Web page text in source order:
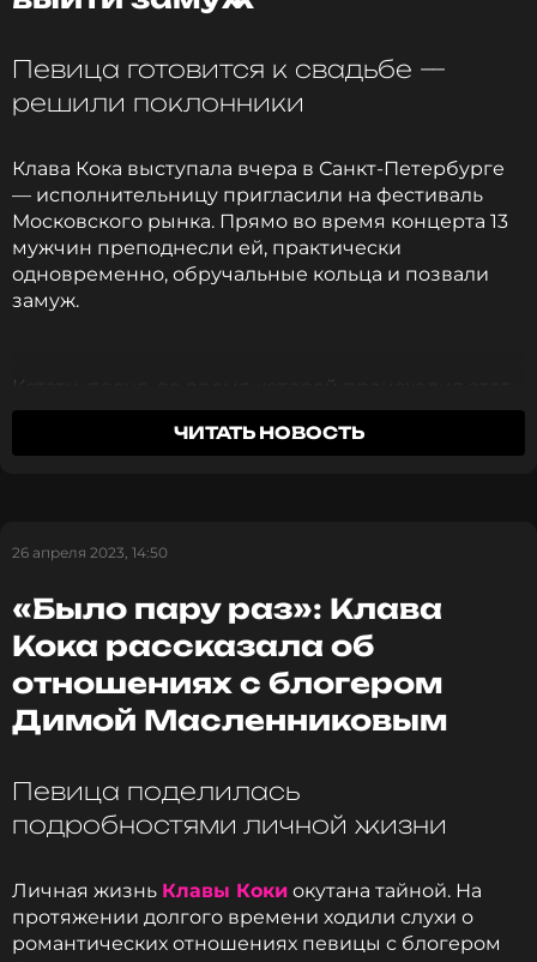
оставаться в курсе событий
ПОДПИСАТЬСЯ
ССЫЛКА
Певица готовится к свадьбе —
решили поклонники
Клава Кока выступала вчера в Санкт-Петербурге
— исполнительницу пригласили на фестиваль
Московского рынка. Прямо во время концерта 13
мужчин преподнесли ей, практически
одновременно, обручальные кольца и позвали
замуж.
Кстати, песня, во время которой происходил этот
перформанс, так и называется — «Замуж». Клава
опубликовала в соцсети фото пустых футляров
вопрос, сколько настоящих предложений руки и
сердца ей делали, певица ответила, что все
предложения – настоящие. И на том своем
выступлении она 13 раз сказала «да» — тоже по-
настоящему.
Гордеем в 2021 году, пользователи Интернета,
которые следят за ее творчеством, отмечали, что
Вскоре артистку стали заочно выдавать замуж за
всех мужчин, с которыми она фотографировалась
ЧИТАТЬ НОВОСТЬ
26 апреля 2023, 14:50
«Было пару раз»: Клава
Кока рассказала об
отношениях с блогером
Димой Масленниковым
Певица поделилась
подробностями личной жизни
Личная жизнь Клавы Коки окутана тайной. На
протяжении долгого времени ходили слухи о
романтических отношениях певицы с блогером